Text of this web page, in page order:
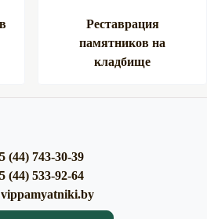
Реставрация
памятников на
кладбище
(44) 743-30-39
(44) 533-92-64